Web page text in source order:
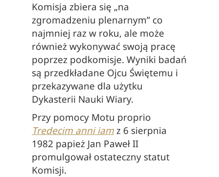
Komisja zbiera się „na
zgromadzeniu plenarnym” co
najmniej raz w roku, ale może
również wykonywać swoją pracę
poprzez podkomisje. Wyniki badań
są przedkładane Ojcu Świętemu i
przekazywane dla użytku
Dykasterii Nauki Wiary.
Przy pomocy Motu proprio
Tredecim anni iamz 6 sierpnia
1982 papież Jan Paweł II
promulgował ostateczny statut
Komisji.